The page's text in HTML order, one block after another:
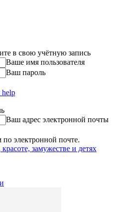
в свою учётную запись
Ваше имя пользователя
Ваш пароль
help
Ваш адрес электронной почты
электронной почте.
замужестве и детях